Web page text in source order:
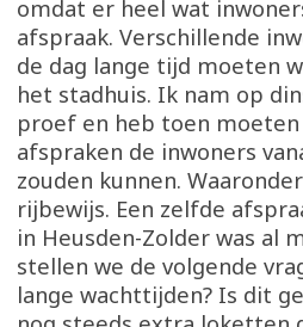
omdat er heel wat
afspraak. Verschillende
de dag lange tijd moeten
het stadhuis. Ik nam op
proef en heb toen
afspraken de inwoners
zouden kunnen.
rijbewijs. Een zelfde
in Heusden-Zolder was al
stellen we de volgende
lange wachttijden? Is dit